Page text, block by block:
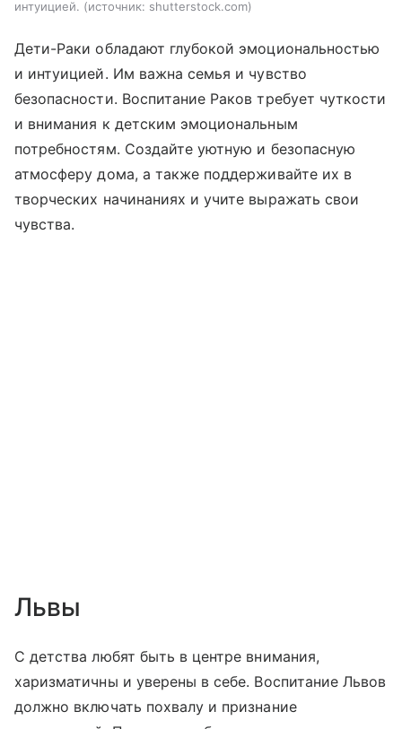
интуицией.
источник: shutterstock.com
Дети-Раки обладают глубокой эмоциональностью
и интуицией. Им важна семья и чувство
безопасности. Воспитание Раков требует чуткости
и внимания к детским эмоциональным
потребностям. Создайте уютную и безопасную
атмосферу дома, а также поддерживайте их в
творческих начинаниях и учите выражать свои
чувства.
Львы
С детства любят быть в центре внимания,
харизматичны и уверены в себе. Воспитание Львов
должно включать похвалу и признание